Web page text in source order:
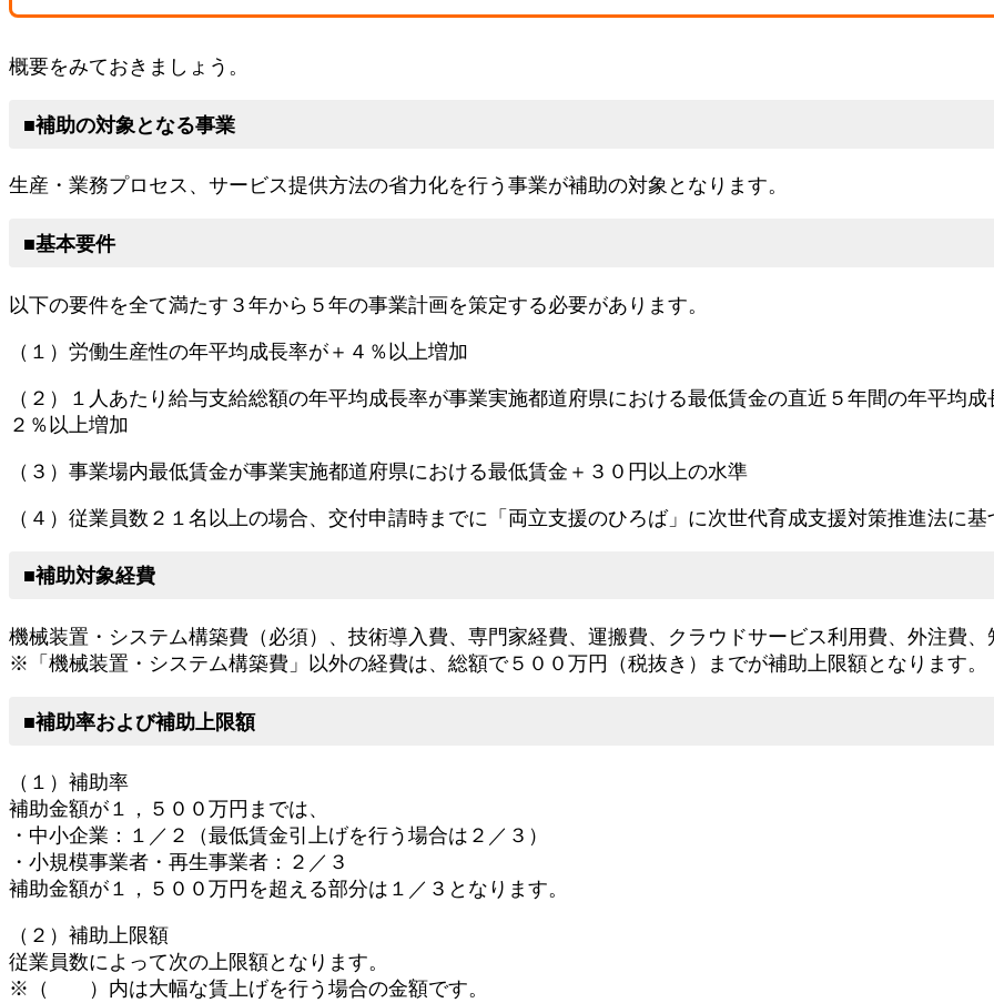
概要をみておきましょう。
■補助の対象となる事業
生産・業務プロセス、サービス提供方法の省力化を行う事業が補助の対象となります。
■基本要件
以下の要件を全て満たす３年から５年の事業計画を策定する必要があります。
（１）労働生産性の年平均成長率が＋４％以上増加
（２）１人あたり給与支給総額の年平均成長率が事業実施都道府県における最低賃金の直近５年間の年平均
２％以上増加
（３）事業場内最低賃金が事業実施都道府県における最低賃金＋３０円以上の水準
（４）従業員数２１名以上の場合、交付申請時までに「両立支援のひろば」に次世代育成支援対策推進法に
■補助対象経費
機械装置・システム構築費（必須）、技術導入費、専門家経費、運搬費、クラウドサービス利用費、外注費
※「機械装置・システム構築費」以外の経費は、総額で５００万円（税抜き）までが補助上限額となります。
■補助率および補助上限額
（１）補助率
補助金額が１，５００万円までは、
・中小企業：１／２（最低賃金引上げを行う場合は２／３）
・小規模事業者・再生事業者：２／３
補助金額が１，５００万円を超える部分は１／３となります。
（２）補助上限額
従業員数によって次の上限額となります。
※（ ）内は大幅な賃上げを行う場合の金額です。